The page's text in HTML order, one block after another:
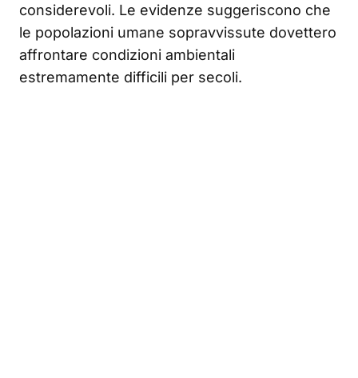
considerevoli. Le evidenze suggeriscono che
le popolazioni umane sopravvissute dovettero
affrontare condizioni ambientali
estremamente difficili per secoli.